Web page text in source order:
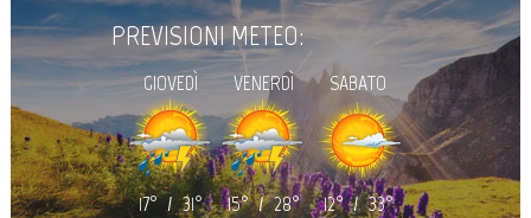
PREVISIONI METEO:
GIOVEDÌ VENERDÌ SABATO
17°/31° 15°/28° 12°/33°